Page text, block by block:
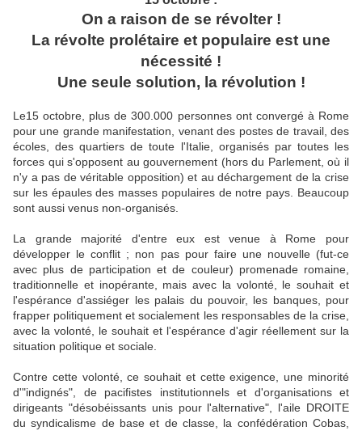
On a raison de se révolter !
La révolte prolétaire et populaire est une
nécessité !
Une seule solution, la révolution !
Le15 octobre, plus de 300.000 personnes ont convergé à Rome
pour une grande manifestation, venant des postes de travail, des
écoles, des quartiers de toute l'Italie, organisés par toutes les
forces qui s'opposent au gouvernement (hors du Parlement, où il
n'y a pas de véritable opposition) et au déchargement de la crise
sur les épaules des masses populaires de notre pays. Beaucoup
sont aussi venus non-organisés.
La grande majorité d'entre eux est venue à Rome pour
développer le conflit ; non pas pour faire une nouvelle (fut-ce
avec plus de participation et de couleur) promenade romaine,
traditionnelle et inopérante, mais avec la volonté, le souhait et
l'espérance d'assiéger les palais du pouvoir, les banques, pour
frapper politiquement et socialement les responsables de la crise,
avec la volonté, le souhait et l'espérance d'agir réellement sur la
situation politique et sociale.
Contre cette volonté, ce souhait et cette exigence, une minorité
d'"indignés", de pacifistes institutionnels et d'organisations et
dirigeants "désobéissants unis pour l'alternative", l'aile DROITE
du syndicalisme de base et de classe, la confédération Cobas,